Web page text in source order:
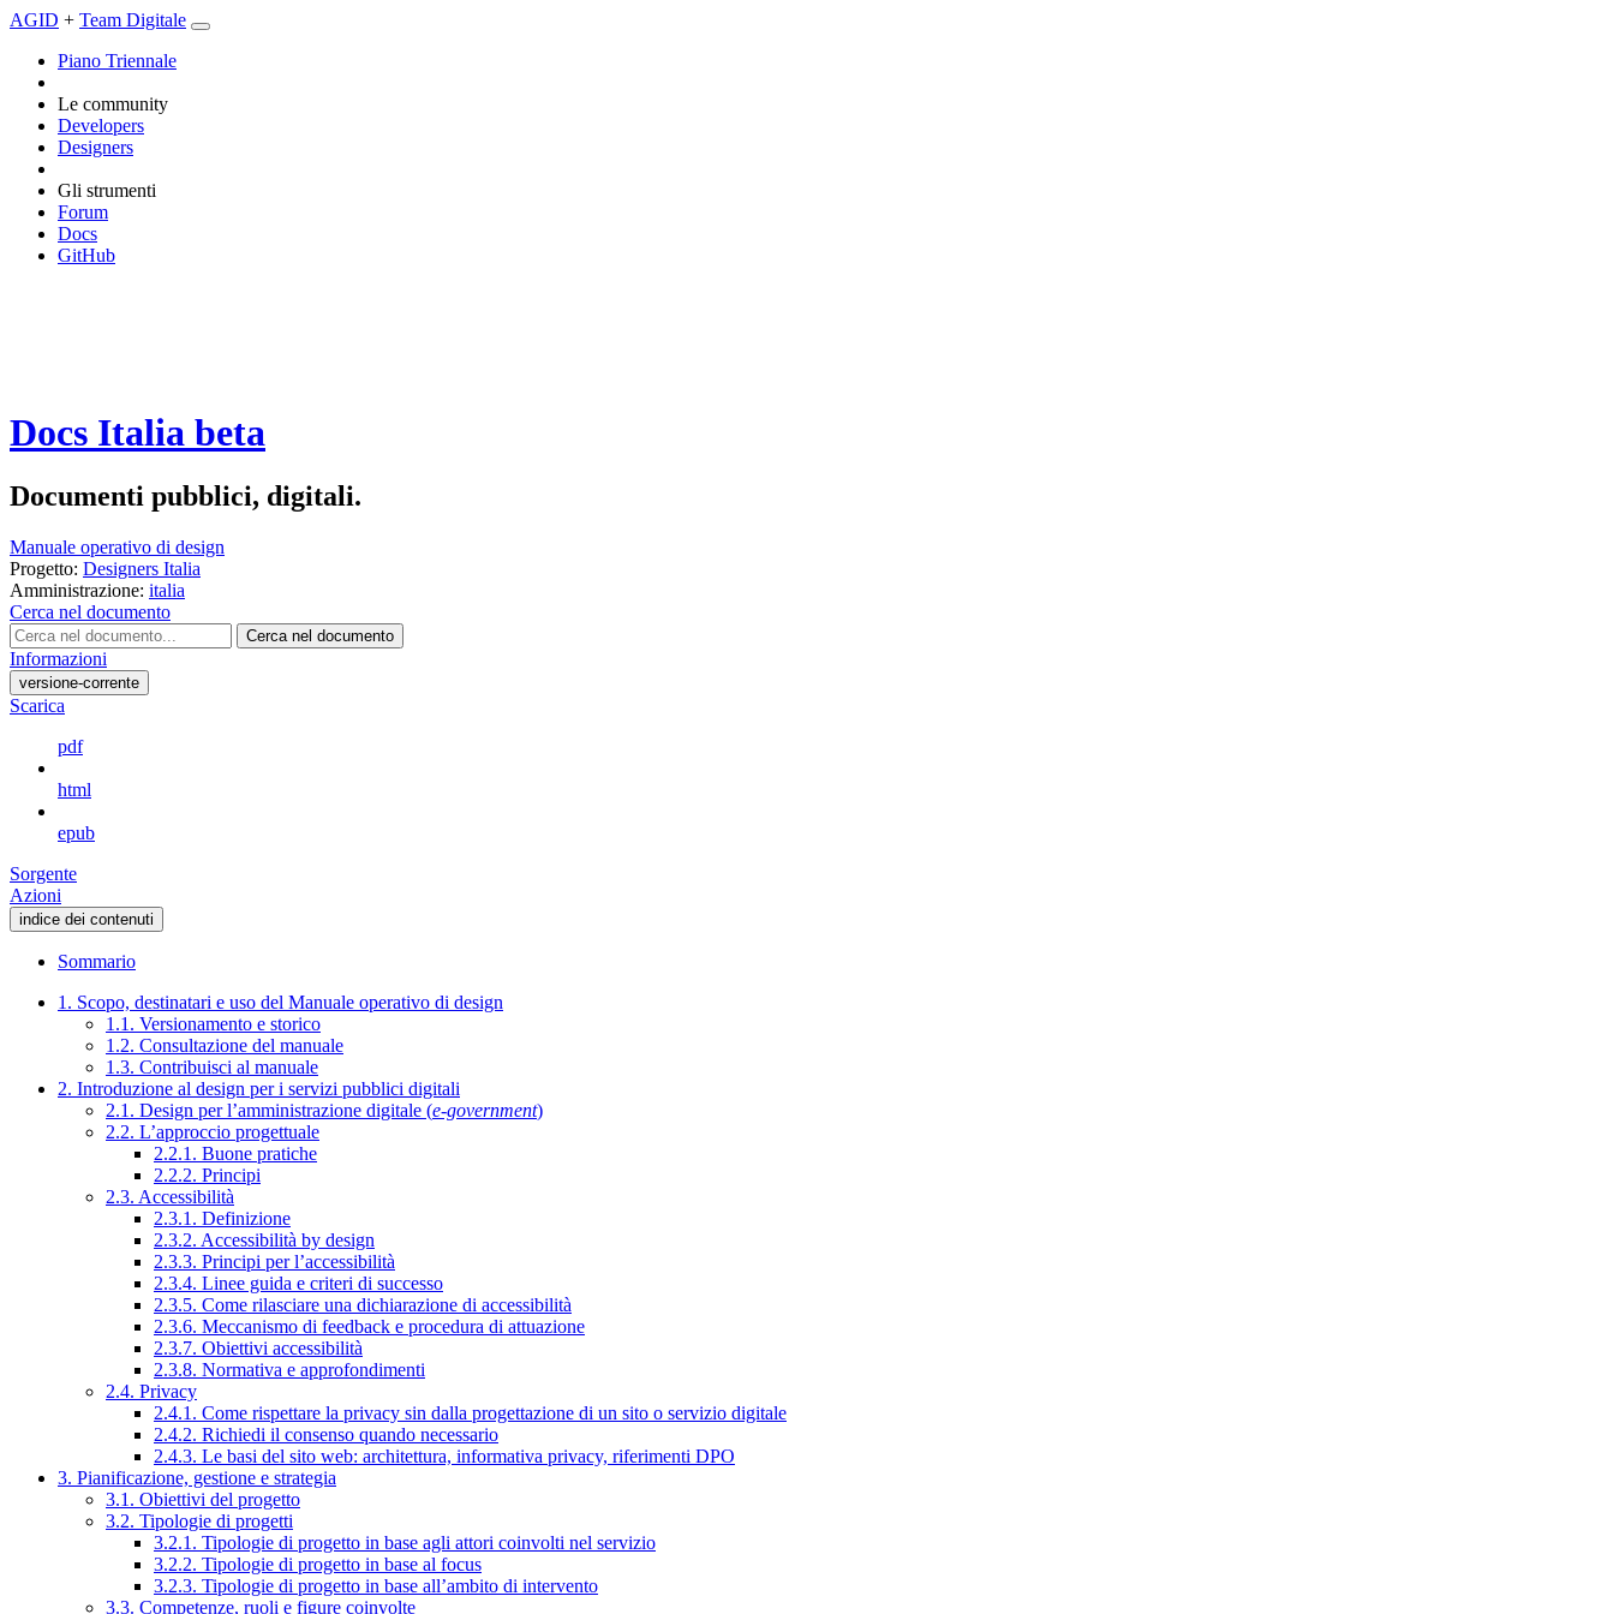
AGID + Team Digitale
Piano Triennale
Le community
Developers
Designers
Gli strumenti
Forum
Docs
GitHub
Docs Italia beta
Documenti pubblici, digitali.
Manuale operativo di design
Progetto: Designers Italia
Amministrazione: italia
Cerca nel documento
Cerca nel documento
Informazioni
versione-corrente
Scarica
pdf
html
epub
Sorgente
Azioni
indice dei contenuti
Sommario
1. Scopo, destinatari e uso del Manuale operativo di design
1.1. Versionamento e storico
1.2. Consultazione del manuale
1.3. Contribuisci al manuale
2. Introduzione al design per i servizi pubblici digitali
2.1. Design per l’amministrazione digitale (e-government)
2.2. L’approccio progettuale
2.2.1. Buone pratiche
2.2.2. Principi
2.3. Accessibilità
2.3.1. Definizione
2.3.2. Accessibilità by design
2.3.3. Principi per l’accessibilità
2.3.4. Linee guida e criteri di successo
2.3.5. Come rilasciare una dichiarazione di accessibilità
2.3.6. Meccanismo di feedback e procedura di attuazione
2.3.7. Obiettivi accessibilità
2.3.8. Normativa e approfondimenti
2.4. Privacy
2.4.1. Come rispettare la privacy sin dalla progettazione di un sito o servizio digitale
2.4.2. Richiedi il consenso quando necessario
2.4.3. Le basi del sito web: architettura, informativa privacy, riferimenti DPO
3. Pianificazione, gestione e strategia
3.1. Obiettivi del progetto
3.2. Tipologie di progetti
3.2.1. Tipologie di progetto in base agli attori coinvolti nel servizio
3.2.2. Tipologie di progetto in base al focus
3.2.3. Tipologie di progetto in base all’ambito di intervento
3.3. Competenze, ruoli e figure coinvolte